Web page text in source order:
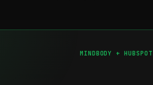
MINDBODY + HUBSPOT